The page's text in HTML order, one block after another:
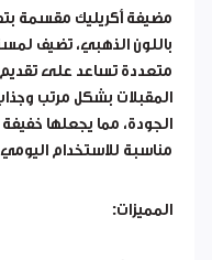
مضيفة أكريليك مقسمة
باللون الذهبي، تضيف
متعددة تساعد على تقديم
المقبلات بشكل مرتب
الجودة، مما يجعلها
مناسبة للاستخدام
المميزات: